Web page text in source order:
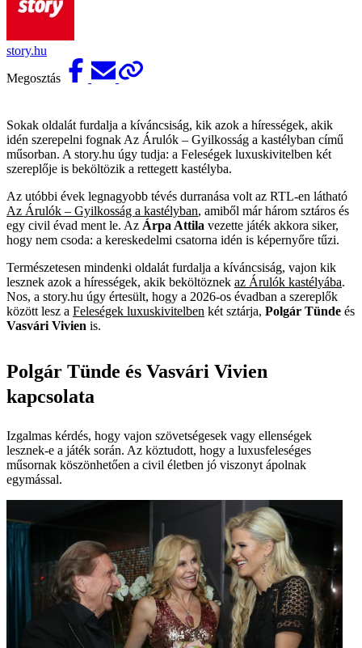
story.hu
Megosztás
Sokak oldalát furdalja a kíváncsiság, kik azok a hírességek, akik
idén szerepelni fognak Az Árulók – Gyilkosság a kastélyban című
műsorban. A story.hu úgy tudja: a Feleségek luxuskivitelben két
szereplője is beköltözik a rettegett kastélyba.
Az utóbbi évek legnagyobb tévés durranása volt az RTL-en látható
Az Árulók – Gyilkosság a kastélyban, amiből már három sztáros és
egy civil évad ment le. Az Árpa Attila vezette játék akkora siker,
hogy nem csoda: a kereskedelmi csatorna idén is képernyőre tűzi.
Természetesen mindenki oldalát furdalja a kíváncsiság, vajon kik
lesznek azok a hírességek, akik beköltöznek az Árulók kastélyába.
Nos, a story.hu úgy értesült, hogy a 2026-os évadban a szereplők
között lesz a Feleségek luxuskivitelben két sztárja, Polgár Tünde és
Vasvári Vivien is.
Polgár Tünde és Vasvári Vivien
kapcsolata
Izgalmas kérdés, hogy vajon szövetségesek vagy ellenségek
lesznek-e a játék során. Az köztudott, hogy a luxusfeleséges
műsornak köszönhetően a civil életben jó viszonyt ápolnak
egymással.